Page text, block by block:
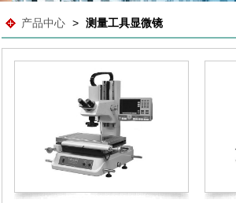
产品中心 > 测量工具显微镜